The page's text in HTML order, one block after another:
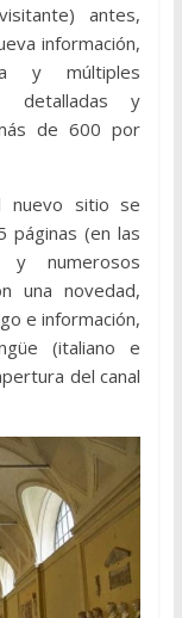
antes,
información,
y múltiples
detalladas y
de 600 por
nuevo sitio se
páginas (en las
y numerosos
una novedad,
e información,
(italiano e
del canal